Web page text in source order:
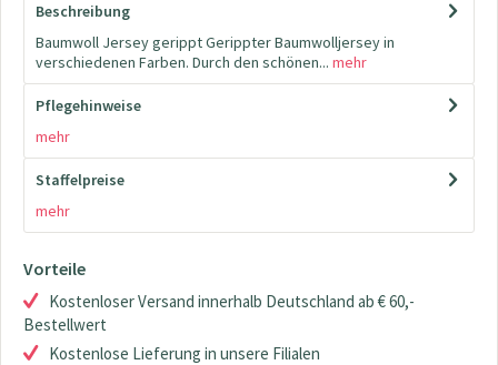
Beschreibung
Baumwoll Jersey gerippt Gerippter Baumwolljersey in
verschiedenen Farben. Durch den schönen... mehr
Pflegehinweise
mehr
Staffelpreise
mehr
Vorteile
Kostenloser Versand innerhalb Deutschland ab € 60,-
Bestellwert
Kostenlose Lieferung in unsere Filialen